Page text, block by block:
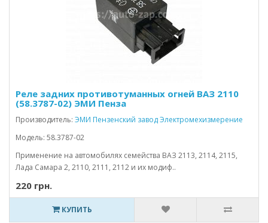
Реле задних противотуманных огней ВАЗ 2110
(58.3787-02) ЭМИ Пенза
Производитель: ЭМИ Пензенский завод Электромехизмерение
Модель: 58.3787-02
Применение на автомобилях семейства ВАЗ 2113, 2114, 2115,
Лада Самара 2, 2110, 2111, 2112 и их модиф..
220 грн.
КУПИТЬ